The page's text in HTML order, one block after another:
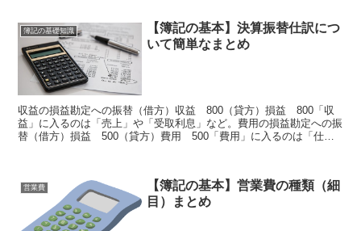
簿記の基礎知識
【簿記の基本】決算振替仕訳につ
いて簡単なまとめ
収益の損益勘定への振替（借方）収益 800（貸方）損益 800「収
益」に入るのは「売上」や「受取利息」など。費用の損益勘定への振
替（借方）損益 500（貸方）費用 500「費用」に入るのは「仕
営業費
【簿記の基本】営業費の種類（細
目）まとめ